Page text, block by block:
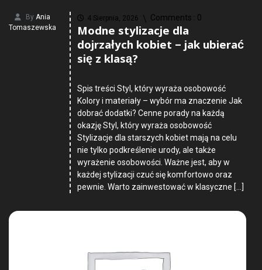
By Ania
Tomaszewska
4 Sierpnia, 2026 Comments : 0
Modne stylizacje dla
dojrzałych kobiet – jak ubierać
się z klasą?
Spis treści Styl, który wyraża osobowość
Kolory i materiały – wybór ma znaczenie Jak
dobrać dodatki? Cenne porady na każdą
okazję Styl, który wyraża osobowość
Stylizacje dla starszych kobiet mają na celu
nie tylko podkreślenie urody, ale także
wyrażenie osobowości. Ważne jest, aby w
każdej stylizacji czuć się komfortowo oraz
pewnie. Warto zainwestować w klasyczne […]